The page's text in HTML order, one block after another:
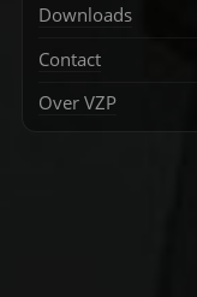
Downloads
Contact
Over VZP